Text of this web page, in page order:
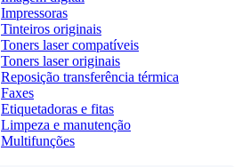
Impressoras
Tinteiros originais
Toners laser compatíveis
Toners laser originais
Reposição transferência térmica
Faxes
Etiquetadoras e fitas
Limpeza e manutenção
Multifunções